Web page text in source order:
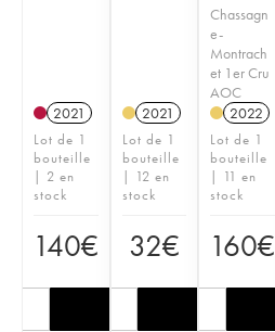
2021
Lot de 1
bouteille
| 2 en
stock
140€
2021
Lot de 1
bouteille
| 12 en
stock
32€
Chassagn
e-
Montrach
et 1er Cru
AOC
2022
Lot de 1
bouteille
| 11 en
stock
160€